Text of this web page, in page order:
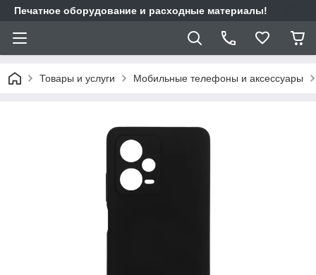
Печатное оборудование и расходные материалы!
Товары и услуги Мобильные телефоны и аксессуары